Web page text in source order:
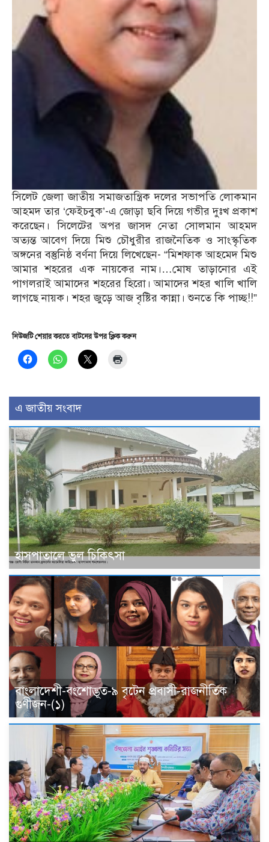
সিলেট জেলা জাতীয় সমাজতান্ত্রিক দলের সভাপতি লোকমান
আহমদ তার ‘ফেইচবুক’-এ জোড়া ছবি দিয়ে গভীর দুঃখ প্রকাশ
করেছেন। সিলেটের অপর জাসদ নেতা সোলমান আহমদ
অত্যন্ত আবেগ দিয়ে মিশু চৌধুরীর রাজনৈতিক ও সাংস্কৃতিক
অঙ্গন‍ের বস্তুনিষ্ঠ বর্ণনা দিয়ে লিখেছেন- “মিশফাক আহমেদ মিশু
আমার শহরের এক নায়কের নাম।…মোষ তাড়ানোর এই
পাগলরাই আমাদের শহরের হিরো। আমাদের শহর খালি খালি
লাগছে নায়ক। শহর জুড়ে আজ বৃষ্টির কান্না। শুনতে কি পাচ্ছ!!”
নিউজটি শেয়ার করতে বাটনের উপর ক্লিক করুন
এ জাতীয় সংবাদ
হাসপাতালে ভুল চিকিৎসা
বাংলাদেশী-বংশোদ্ভূত-৯ বৃটেন প্রবাসী-রাজনীতিক
গুণীজন-(১)